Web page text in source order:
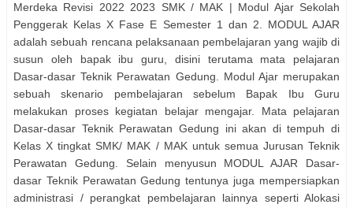
Merdeka Revisi 2022 2023 SMK / MAK | Modul Ajar Sekolah
Penggerak Kelas X Fase E Semester 1 dan 2. MODUL AJAR
adalah sebuah rencana pelaksanaan pembelajaran yang wajib di
susun oleh bapak ibu guru, disini terutama mata pelajaran
Dasar-dasar Teknik Perawatan Gedung. Modul Ajar merupakan
sebuah skenario pembelajaran sebelum Bapak Ibu Guru
melakukan proses kegiatan belajar mengajar. Mata pelajaran
Dasar-dasar Teknik Perawatan Gedung ini akan di tempuh di
Kelas X tingkat SMK/ MAK / MAK untuk semua Jurusan Teknik
Perawatan Gedung. Selain menyusun MODUL AJAR Dasar-
dasar Teknik Perawatan Gedung tentunya juga mempersiapkan
administrasi / perangkat pembelajaran lainnya seperti Alokasi